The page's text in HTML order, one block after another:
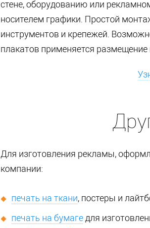
стене, оборудованию или
носителем графики. Простой
инструментов и крепежей.
плакатов применяется размещение
Для изготовления рекламы,
компании:
печать на ткани, постеры и
печать на бумагедля